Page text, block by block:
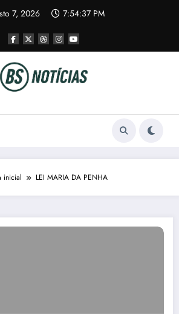
7, 2026 7:54:38 PM
inicial LEI MARIA DA PENHA